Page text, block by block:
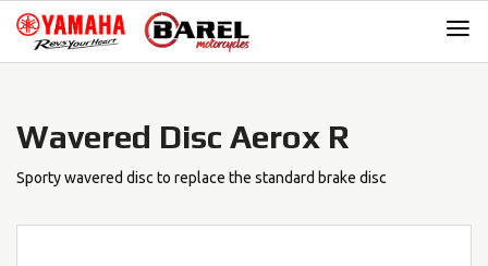
Skip
navigation
Skip
content
Wavered Disc Aerox R
Sporty wavered disc to replace the standard brake disc